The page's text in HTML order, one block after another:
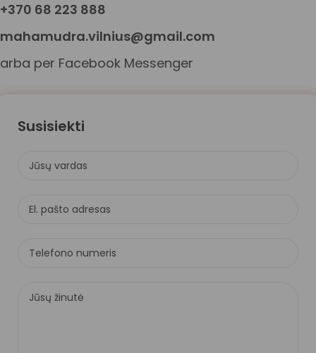
+370 68 223 888
mahamudra.vilnius@gmail.com
arba per Facebook Messenger
Susisiekti